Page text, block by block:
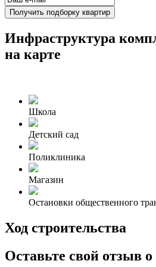
Получить подборку квартир
Инфраструктура
на карте
Школа
Детский сад
Поликлиника
Магазин
Остановки общественного
Ход строительства
Оставьте свой отзыв